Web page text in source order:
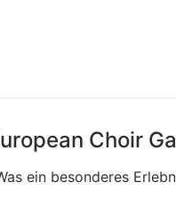
Choir
ein besonderes